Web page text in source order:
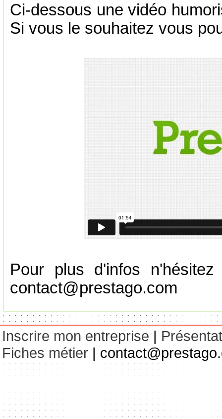
Ci-dessous une vidéo
Si vous le souhaitez vous
Pour plus d'infos
contact@prestago.com
Inscrire mon entreprise |
Fiches métier |